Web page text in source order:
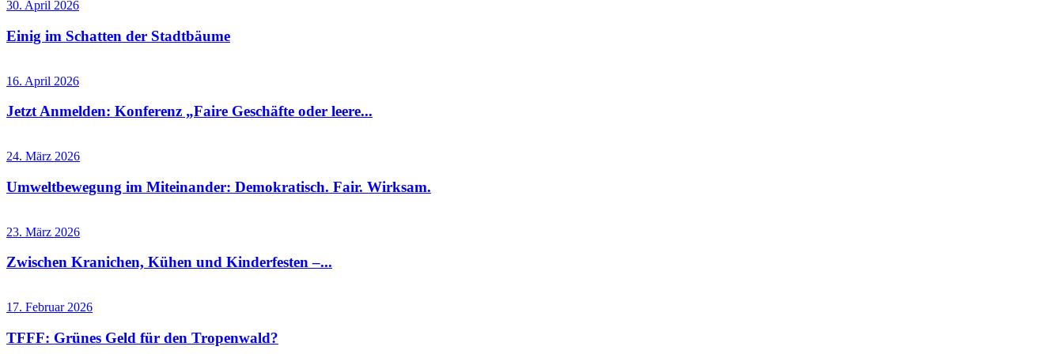
30. April 2026
Einig im Schatten der Stadtbäume
16. April 2026
Jetzt Anmelden: Konferenz „Faire Geschäfte oder leere...
24. März 2026
Umweltbewegung im Miteinander: Demokratisch. Fair. Wirksam.
23. März 2026
Zwischen Kranichen, Kühen und Kinderfesten –...
17. Februar 2026
TFFF: Grünes Geld für den Tropenwald?